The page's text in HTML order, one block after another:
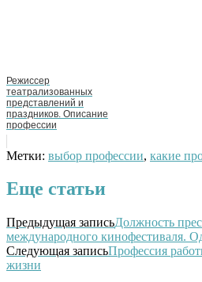
Режиссер
театрализованных
представлений и
праздников. Описание
профессии
Метки: выбор профессии, какие
Еще статьи
Предыдущая записьДолжность
международного кинофестиваля.
Следующая записьПрофессия
жизни